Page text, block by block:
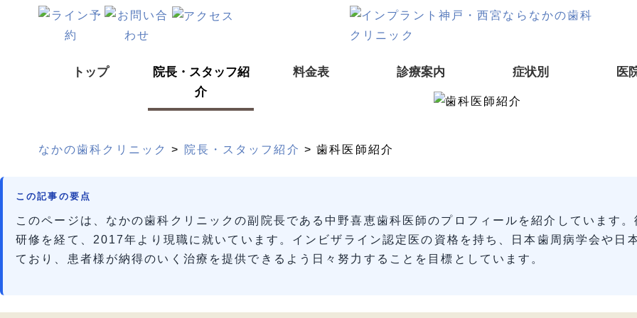
トップ
院長・スタッフ紹
介
料金表 診療案内 症状別 医
なかの歯科クリニック > 院長・スタッフ紹介 >歯科医師紹介
この記事の要点
このページは、なかの歯科クリニックの副院長である中野喜恵歯科医師のプロフィールを紹介しています
研修を経て、2017年より現職に就いています。インビザライン認定医の資格を持ち、日本歯周病学会や日
ており、患者様が納得のいく治療を提供できるよう日々努力することを目標としています。